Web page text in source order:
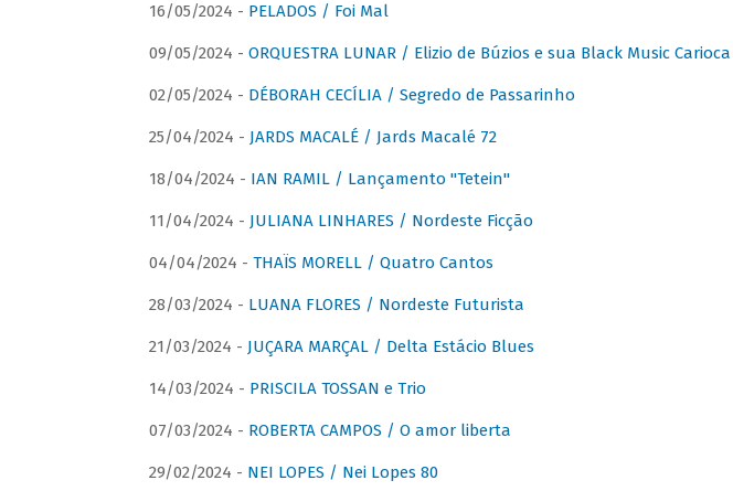
16/05/2024 - PELADOS / Foi Mal
09/05/2024 - ORQUESTRA LUNAR / Elizio de Búzios e sua Black Music Carioca
02/05/2024 - DÉBORAH CECÍLIA / Segredo de Passarinho
25/04/2024 - JARDS MACALÉ / Jards Macalé 72
18/04/2024 - IAN RAMIL / Lançamento "Tetein"
11/04/2024 - JULIANA LINHARES / Nordeste Ficção
04/04/2024 - THAÏS MORELL / Quatro Cantos
28/03/2024 - LUANA FLORES / Nordeste Futurista
21/03/2024 - JUÇARA MARÇAL / Delta Estácio Blues
14/03/2024 - PRISCILA TOSSAN e Trio
07/03/2024 - ROBERTA CAMPOS / O amor liberta
29/02/2024 - NEI LOPES / Nei Lopes 80